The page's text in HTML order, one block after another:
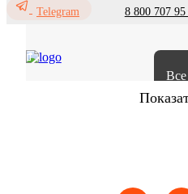
Telegram
8 800 707 95